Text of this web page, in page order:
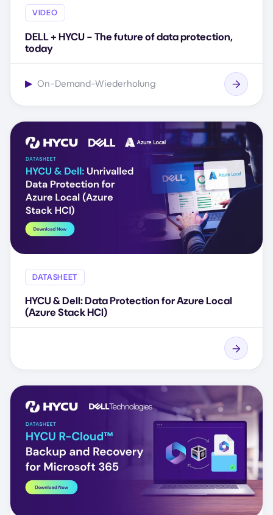
VIDEO
DELL + HYCU - The future of data protection,
today
▶ On-Demand-Wiederholung
DATASHEET
HYCU & Dell: Data Protection for Azure Local
(Azure Stack HCI)